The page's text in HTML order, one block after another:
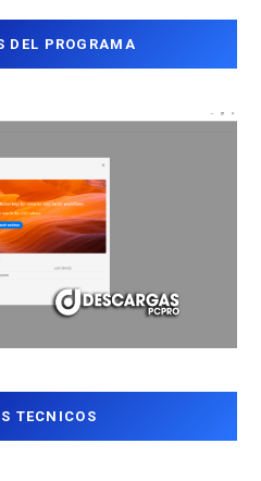
DEL PROGRAMA
TECNICOS